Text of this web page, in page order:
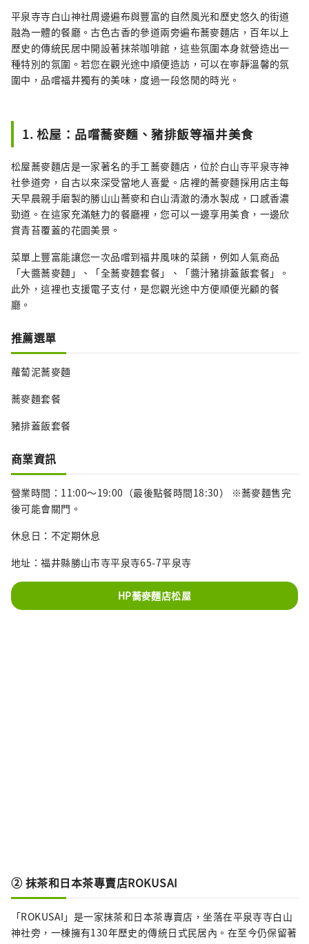
平泉寺寺白山神社周邊遍布與豐富的自然風光和歷史悠久的街道
融為一體的餐廳。古色古香的參道兩旁遍布蕎麥麵店，百年以上
歷史的傳統民居中開設著抹茶咖啡館，這些氛圍本身就營造出一
種特別的氛圍。若您在觀光途中順便造訪，可以在寧靜溫馨的氛
圍中，品嚐福井獨有的美味，度過一段悠閒的時光。
1. 松屋：品嚐蕎麥麵、豬排飯等福井美食
松屋蕎麥麵店是一家著名的手工蕎麥麵店，位於白山寺平泉寺神
社參道旁，自古以來深受當地人喜愛。店裡的蕎麥麵採用店主每
天早晨親手磨製的勝山山蕎麥和白山清澈的湧水製成，口感香濃
勁道。在這家充滿魅力的餐廳裡，您可以一邊享用美食，一邊欣
賞青苔覆蓋的花園美景。
菜單上豐富能讓您一次品嚐到福井風味的菜餚，例如人氣商品
「大醬蕎麥麵」、「全蕎麥麵套餐」、「醬汁豬排蓋飯套餐」。
此外，這裡也支援電子支付，是您觀光途中方便順便光顧的餐
廳。
推薦選單
蘿蔔泥蕎麥麵
蕎麥麵套餐
豬排蓋飯套餐
商業資訊
營業時間：11:00～19:00（最後點餐時間18:30） ※蕎麥麵售完
後可能會關門。
休息日：不定期休息
地址：福井縣勝山市寺平泉寺65-7平泉寺
HP蕎麥麵店松屋
② 抹茶和日本茶專賣店ROKUSAI
「ROKUSAI」是一家抹茶和日本茶專賣店，坐落在平泉寺寺白山
神社旁，一棟擁有130年歷史的傳統日式民居內。在至今仍保留著